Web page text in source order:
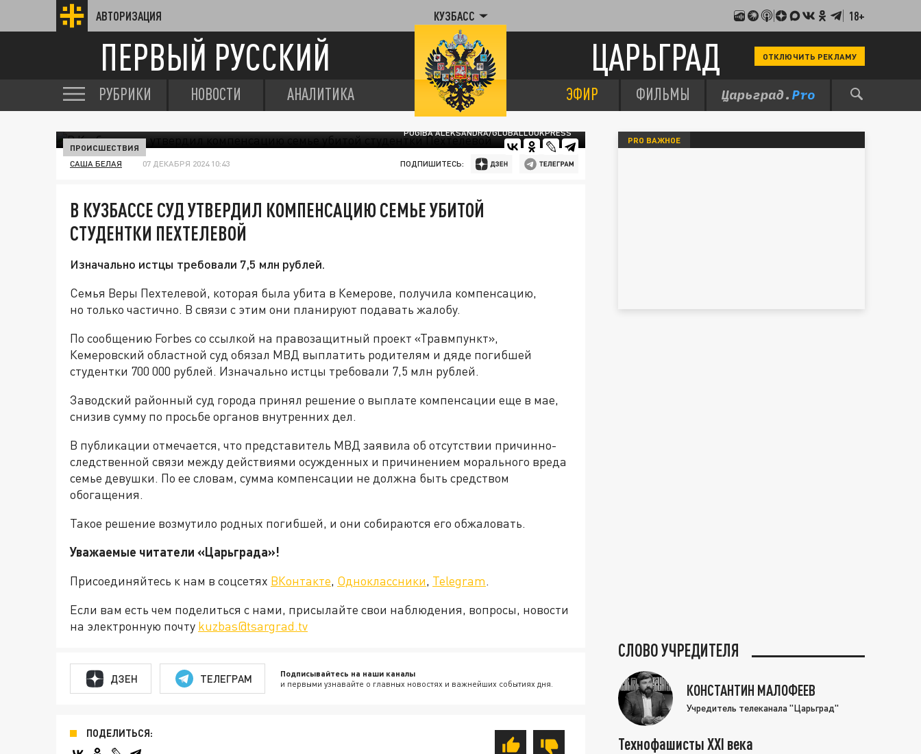
АВТОРИЗАЦИЯ КУЗБАСС 18+
ПЕРВЫЙ РУССКИЙ ЦАРЬГРАД ОТКЛЮЧИТЬ РЕКЛАМУ
РУБРИКИ НОВОСТИ АНАЛИТИКА ЭФИР ФИЛЬМЫ
POGIBA ALEKSANDRA/GLOBALLOOKPRESS
ПРОИСШЕСТВИЯ
САША БЕЛАЯ 07 ДЕКАБРЯ 2024 10:43 ПОДПИШИТЕСЬ:
В КУЗБАССЕ СУД УТВЕРДИЛ КОМПЕНСАЦИЮ СЕМЬЕ УБИТОЙ
СТУДЕНТКИ ПЕХТЕЛЕВОЙ
Изначально истцы требовали 7,5 млн рублей.
Семья Веры Пехтелевой, которая была убита в Кемерове, получила компенсацию,
но только частично. В связи с этим они планируют подавать жалобу.
По сообщению Forbes со ссылкой на правозащитный проект «Травмпункт»,
Кемеровский областной суд обязал МВД выплатить родителям и дяде погибшей
студентки 700 000 рублей. Изначально истцы требовали 7,5 млн рублей.
Заводский районный суд города принял решение о выплате компенсации еще в мае,
снизив сумму по просьбе органов внутренних дел.
В публикации отмечается, что представитель МВД заявила об отсутствии причинно-
следственной связи между действиями осужденных и причинением морального вреда
семье девушки. По ее словам, сумма компенсации не должна быть средством
обогащения.
Такое решение возмутило родных погибшей, и они собираются его обжаловать.
Уважаемые читатели «Царьграда»!
Присоединяйтесь к нам в соцсетях ВКонтакте, Одноклассники, Telegram.
Если вам есть чем поделиться с нами, присылайте свои наблюдения, вопросы, новости
на электронную почту kuzbas@tsargrad.tv
ДЗЕН ТЕЛЕГРАМ Подписывайтесь на наши каналы
и первыми узнавайте о главных новостях и важнейших событиях дня.
ПОДЕЛИТЬСЯ:
PRO ВАЖНОЕ
СЛОВО УЧРЕДИТЕЛЯ
КОНСТАНТИН МАЛОФЕЕВ
Учредитель телеканала "Царьград"
Технофашисты XXI века